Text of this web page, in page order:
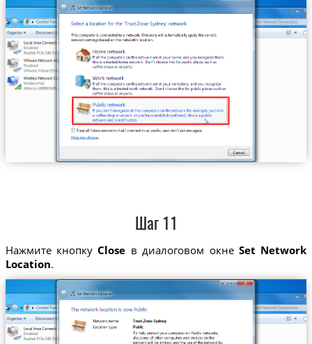
Шаг 11
Нажмите кнопкуClose в диалоговом окнеSet Network
Location.